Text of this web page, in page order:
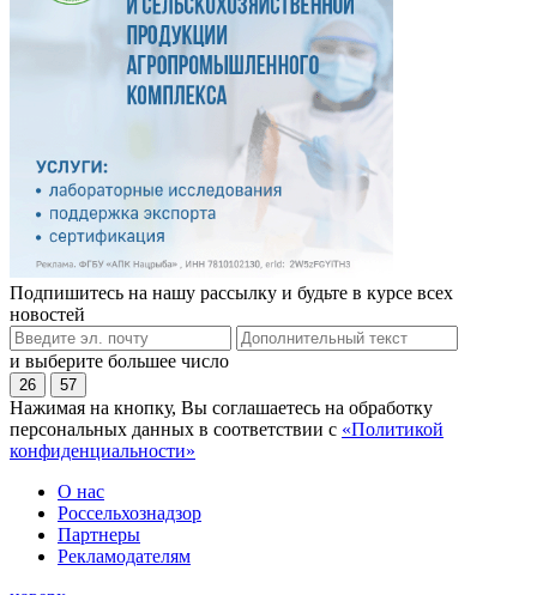
Подпишитесь на нашу рассылку и будьте в курсе всех
новостей
и выберите большее число
26 57
Нажимая на кнопку, Вы соглашаетесь на обработку
персональных данных в соответствии с «Политикой
конфиденциальности»
О нас
Россельхознадзор
Партнеры
Рекламодателям